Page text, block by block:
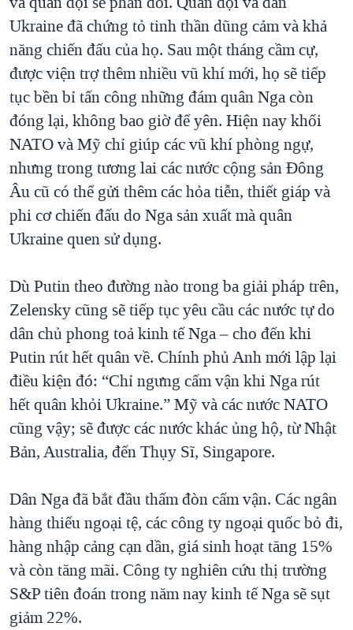
Ukraine đã chứng tỏ tinh thần dũng cảm và khả
năng chiến đấu của họ. Sau một tháng cầm cự,
được viện trợ thêm nhiều vũ khí mới, họ sẽ tiếp
tục bền bỉ tấn công những đám quân Nga còn
đóng lại, không bao giờ để yên. Hiện nay khối
NATO và Mỹ chỉ giúp các vũ khí phòng ngự,
nhưng trong tương lai các nước cộng sản Đông
Âu cũ có thể gửi thêm các hỏa tiễn, thiết giáp và
phi cơ chiến đấu do Nga sản xuất mà quân
Ukraine quen sử dụng.
Dù Putin theo đường nào trong ba giải pháp trên,
Zelensky cũng sẽ tiếp tục yêu cầu các nước tự do
dân chủ phong toả kinh tế Nga – cho đến khi
Putin rút hết quân về. Chính phủ Anh mới lập lại
điều kiện đó: “Chỉ ngưng cấm vận khi Nga rút
hết quân khỏi Ukraine.” Mỹ và các nước NATO
cũng vậy; sẽ được các nước khác ủng hộ, từ Nhật
Bản, Australia, đến Thụy Sĩ, Singapore.
Dân Nga đã bắt đầu thấm đòn cấm vận. Các ngân
hàng thiếu ngoại tệ, các công ty ngoại quốc bỏ đi,
hàng nhập cảng cạn dần, giá sinh hoạt tăng 15%
và còn tăng mãi. Công ty nghiên cứu thị trường
S&P tiên đoán trong năm nay kinh tế Nga sẽ sụt
giảm 22%.